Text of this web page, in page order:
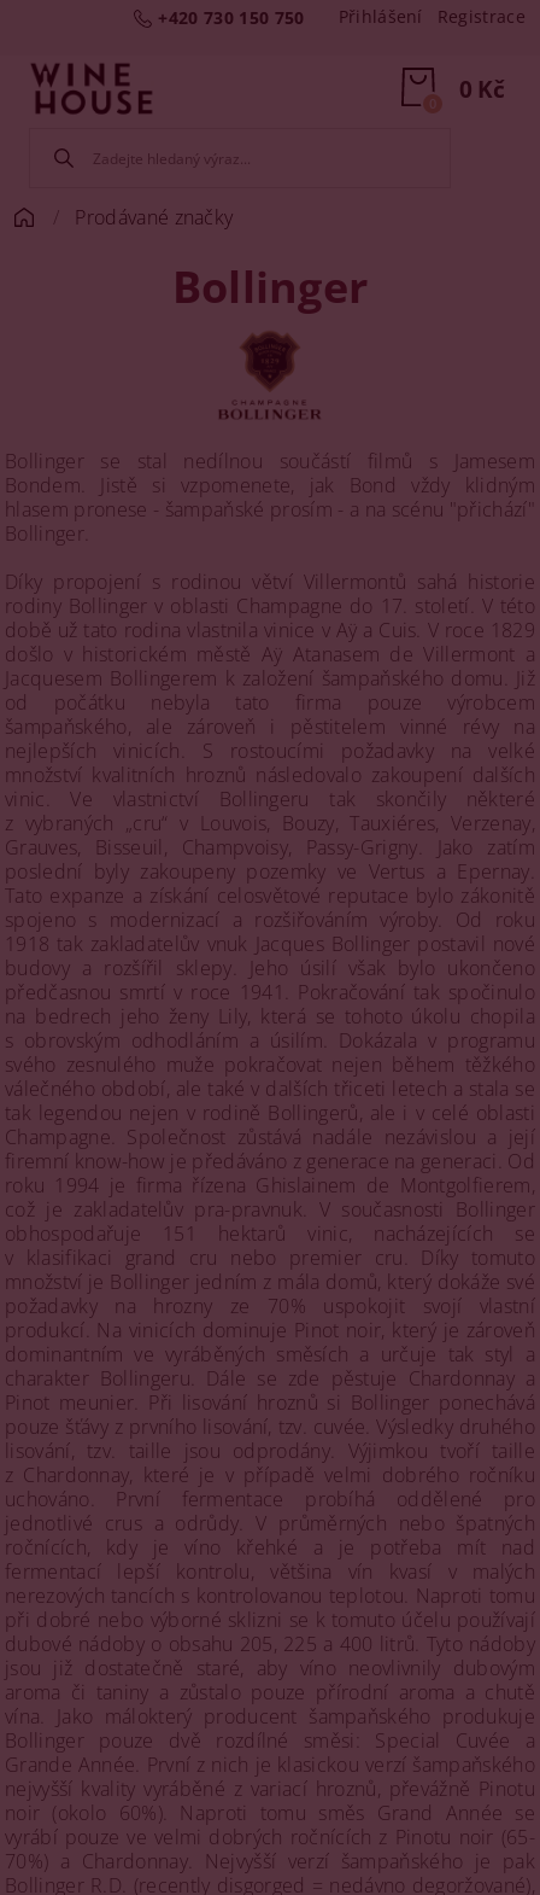
+420 730 150 750 Přihlášení Registrace
0 Kč
0
Prodávané značky
Bollinger
Bollinger se stal nedílnou součástí filmů s Jamesem
Bondem. Jistě si vzpomenete, jak Bond vždy klidným
hlasem pronese - šampaňské prosím - a na scénu "přichází"
Bollinger.
Díky propojení s rodinou větví Villermontů sahá historie
rodiny Bollinger v oblasti Champagne do 17. století. V této
době už tato rodina vlastnila vinice v Aÿ a Cuis. V roce 1829
došlo v historickém městě Aÿ Atanasem de Villermont a
Jacquesem Bollingerem k založení šampaňského domu. Již
od počátku nebyla tato firma pouze výrobcem
šampaňského, ale zároveň i pěstitelem vinné révy na
nejlepších vinicích. S rostoucími požadavky na velké
množství kvalitních hroznů následovalo zakoupení dalších
vinic. Ve vlastnictví Bollingeru tak skončily některé
z vybraných „cru“ v Louvois, Bouzy, Tauxiéres, Verzenay,
Grauves, Bisseuil, Champvoisy, Passy-Grigny. Jako zatím
poslední byly zakoupeny pozemky ve Vertus a Epernay.
Tato expanze a získání celosvětové reputace bylo zákonitě
spojeno s modernizací a rozšiřováním výroby. Od roku
1918 tak zakladatelův vnuk Jacques Bollinger postavil nové
budovy a rozšířil sklepy. Jeho úsilí však bylo ukončeno
předčasnou smrtí v roce 1941. Pokračování tak spočinulo
na bedrech jeho ženy Lily, která se tohoto úkolu chopila
s obrovským odhodláním a úsilím. Dokázala v programu
svého zesnulého muže pokračovat nejen během těžkého
válečného období, ale také v dalších třiceti letech a stala se
tak legendou nejen v rodině Bollingerů, ale i v celé oblasti
Champagne. Společnost zůstává nadále nezávislou a její
firemní know-how je předáváno z generace na generaci. Od
roku 1994 je firma řízena Ghislainem de Montgolfierem,
což je zakladatelův pra-pravnuk. V současnosti Bollinger
obhospodařuje 151 hektarů vinic, nacházejících se
v klasifikaci grand cru nebo premier cru. Díky tomuto
množství je Bollinger jedním z mála domů, který dokáže své
požadavky na hrozny ze 70% uspokojit svojí vlastní
produkcí. Na vinicích dominuje Pinot noir, který je zároveň
dominantním ve vyráběných směsích a určuje tak styl a
charakter Bollingeru. Dále se zde pěstuje Chardonnay a
Pinot meunier. Při lisování hroznů si Bollinger ponechává
pouze šťávy z prvního lisování, tzv. cuvée. Výsledky druhého
lisování, tzv. taille jsou odprodány. Výjimkou tvoří taille
z Chardonnay, které je v případě velmi dobrého ročníku
uchováno. První fermentace probíhá oddělené pro
jednotlivé crus a odrůdy. V průměrných nebo špatných
ročnících, kdy je víno křehké a je potřeba mít nad
fermentací lepší kontrolu, většina vín kvasí v malých
nerezových tancích s kontrolovanou teplotou. Naproti tomu
při dobré nebo výborné sklizni se k tomuto účelu používají
dubové nádoby o obsahu 205, 225 a 400 litrů. Tyto nádoby
jsou již dostatečně staré, aby víno neovlivnily dubovým
aroma či taniny a zůstalo pouze přírodní aroma a chutě
vína. Jako málokterý producent šampaňského produkuje
Bollinger pouze dvě rozdílné směsi: Special Cuvée a
Grande Année. První z nich je klasickou verzí šampaňského
nejvyšší kvality vyráběné z variací hroznů, převážně Pinotu
noir (okolo 60%). Naproti tomu směs Grand Année se
vyrábí pouze ve velmi dobrých ročnících z Pinotu noir (65-
70%) a Chardonnay. Nejvyšší verzí šampaňského je pak
Bollinger R.D. (recently disgorged = nedávno degoržované),